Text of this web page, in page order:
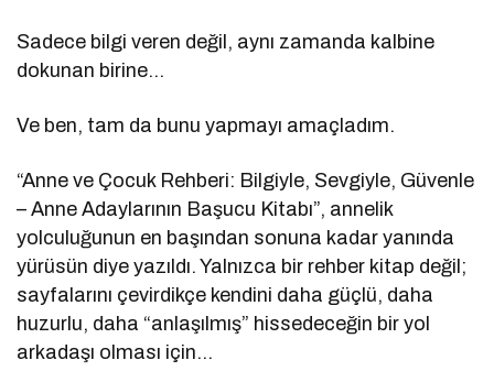
Sadece bilgi veren değil, aynı zamanda kalbine
dokunan birine…
Ve ben, tam da bunu yapmayı amaçladım.
“Anne ve Çocuk Rehberi: Bilgiyle, Sevgiyle, Güvenle
– Anne Adaylarının Başucu Kitabı”, annelik
yolculuğunun en başından sonuna kadar yanında
yürüsün diye yazıldı. Yalnızca bir rehber kitap değil;
sayfalarını çevirdikçe kendini daha güçlü, daha
huzurlu, daha “anlaşılmış” hissedeceğin bir yol
arkadaşı olması için…